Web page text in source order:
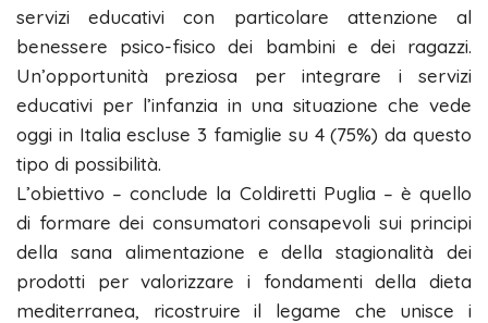
servizi educativi con particolare attenzione al
benessere psico-fisico dei bambini e dei ragazzi.
Un’opportunità preziosa per integrare i servizi
educativi per l’infanzia in una situazione che vede
oggi in Italia escluse 3 famiglie su 4 (75%) da questo
tipo di possibilità.
L’obiettivo – conclude la Coldiretti Puglia – è quello
di formare dei consumatori consapevoli sui principi
della sana alimentazione e della stagionalità dei
prodotti per valorizzare i fondamenti della dieta
mediterranea, ricostruire il legame che unisce i